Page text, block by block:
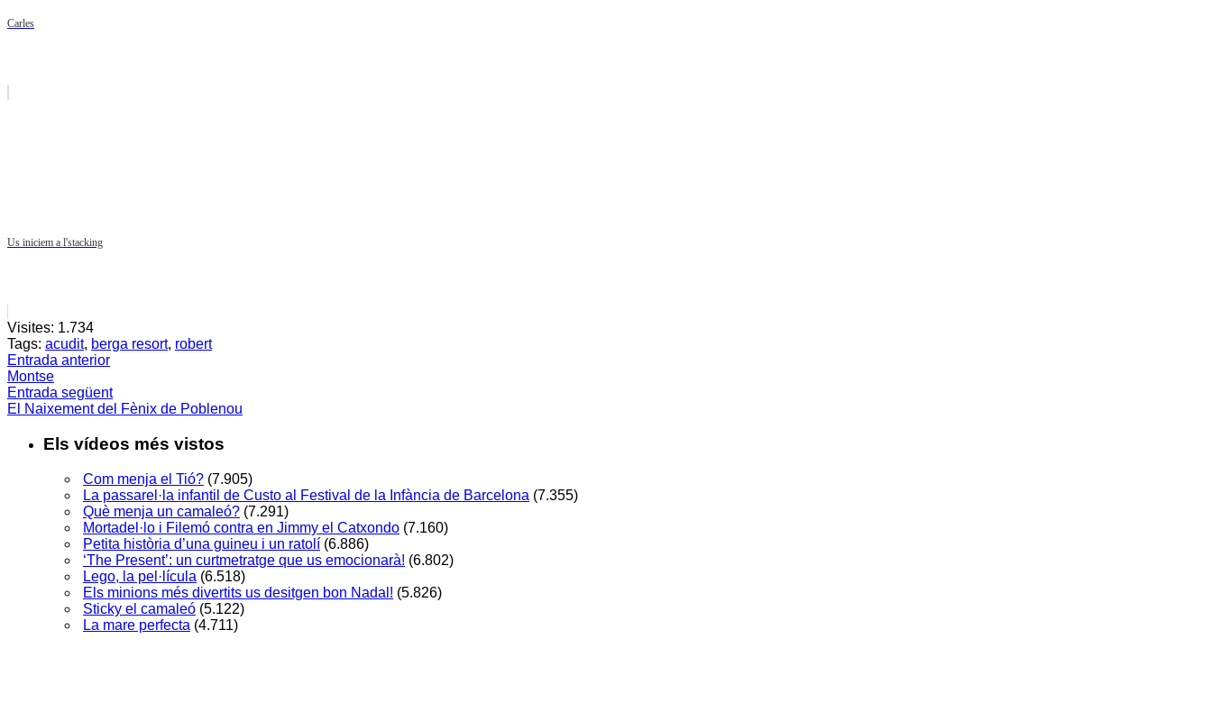
Carles
Us iniciem a l'stacking
Visites: 1.734
Tags: acudit, berga resort, robert
Entrada anterior
Montse
Entrada següent
El Naixement del Fènix de Poblenou
Els vídeos més vistos
Com menja el Tió? (7.905)
La passarel·la infantil de Custo al Festival de la Infància de Barcelona (7.355)
Què menja un camaleó? (7.291)
Mortadel·lo i Filemó contra en Jimmy el Catxondo (7.160)
Petita història d’una guineu i un ratolí (6.886)
‘The Present’: un curtmetratge que us emocionarà! (6.802)
Lego, la pel·lícula (6.518)
Els minions més divertits us desitgen bon Nadal! (5.826)
Sticky el camaleó (5.122)
La mare perfecta (4.711)